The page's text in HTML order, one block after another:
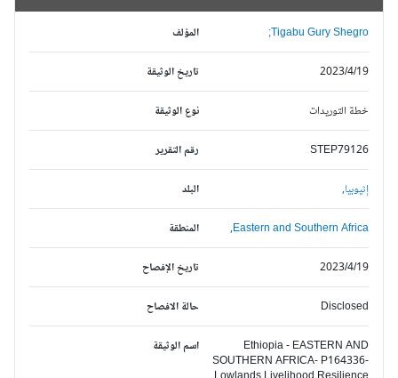
المؤلف Tigabu Gury Shegro;
تاريخ الوثيقة 2023/4/19
نوع الوثيقة خطة التوريدات
رقم التقرير STEP79126
البلد إثيوبيا,
المنطقة Eastern and Southern Africa,
تاريخ الإفصاح 2023/4/19
حالة الافصاح Disclosed
اسم الوثيقة
Ethiopia - EASTERN AND
SOUTHERN AFRICA- P164336-